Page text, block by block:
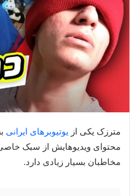
مترزک یکی از یوتیوبرهای ایرانی
محتوای ویدیوهایش از سبک
مخاطبان بسیار زیادی دارد.